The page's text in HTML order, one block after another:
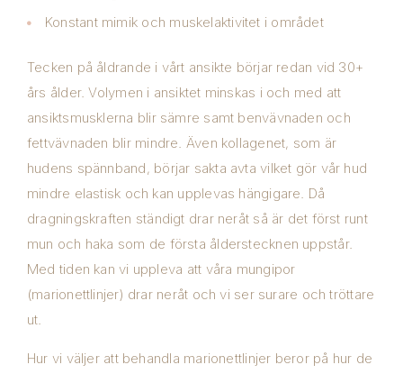
Konstant mimik och muskelaktivitet i området
Tecken på åldrande i vårt ansikte börjar redan vid 30+
års ålder. Volymen i ansiktet minskas i och med att
ansiktsmusklerna blir sämre samt benvävnaden och
fettvävnaden blir mindre. Även kollagenet, som är
hudens spännband, börjar sakta avta vilket gör vår hud
mindre elastisk och kan upplevas hängigare. Då
dragningskraften ständigt drar neråt så är det först runt
mun och haka som de första ålderstecknen uppstår.
Med tiden kan vi uppleva att våra mungipor
(marionettlinjer) drar neråt och vi ser surare och tröttare
ut.
Hur vi väljer att behandla marionettlinjer beror på hur de